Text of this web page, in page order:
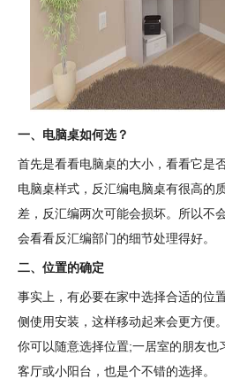
一、电脑桌如何选？
首先是看看电脑桌的大小，看看它是
电脑桌样式，反汇编电脑桌有很高的
差，反汇编两次可能会损坏。所以不
会看看反汇编部门的细节处理得好。
二、位置的确定
事实上，有必要在家中选择合适的位
侧使用安装，这样移动起来会更方便
你可以随意选择位置;一居室的朋友也
客厅或小阳台，也是个不错的选择。